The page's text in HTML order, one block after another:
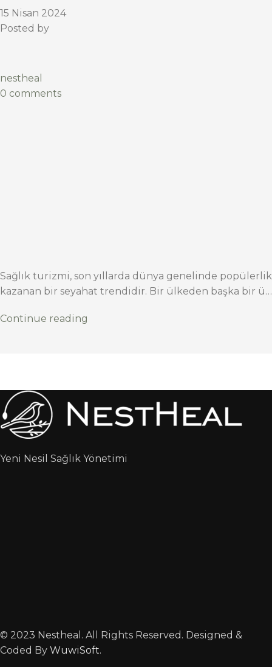
15 Nisan 2024
Posted by
nestheal
0 comments
Sağlık turizmi, son yıllarda dünya genelinde popülerlik
kazanan bir seyahat trendidir. Bir ülkeden başka bir ü…
Continue reading
Yeni Nesil Sağlık Yönetimi
© 2023 Nestheal. All Rights Reserved. Designed &
Coded By WuwiSoft.